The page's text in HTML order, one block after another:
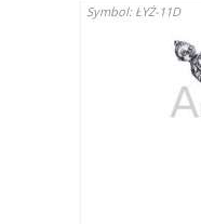
Symbol: ŁYŻ-11D